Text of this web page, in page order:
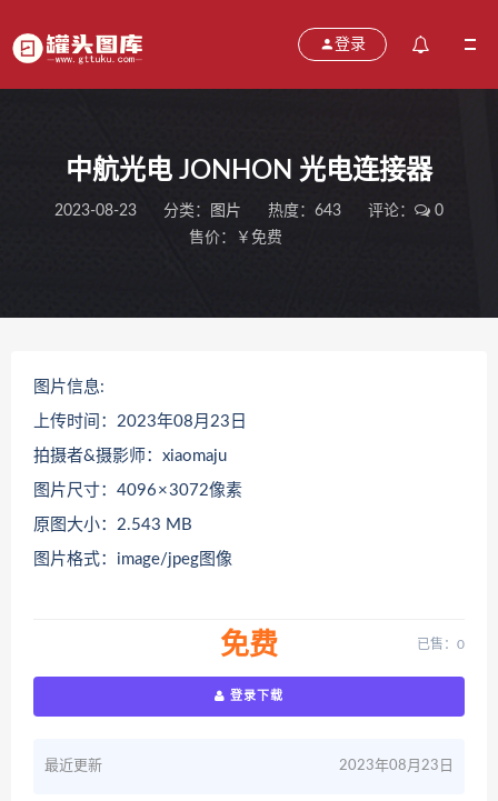
登录
中航光电 JONHON 光电连接器
2023-08-23 分类： 图片 热度：643 评论：
0
售价：￥免费
图片信息:
上传时间：2023年08月23日
拍摄者&摄影师：xiaomaju
图片尺寸：4096 × 3072像素
原图大小：2.543 MB
图片格式：image/jpeg图像
免费 已售：0
登录下载
最近更新 2023年08月23日